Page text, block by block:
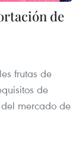
de
frutas de
de
mercado de